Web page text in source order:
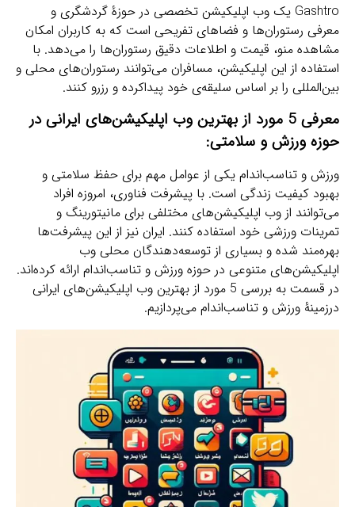
Gashtro یک وب اپلیکیشن تخصصی در حوزۀ گردشگری و
معرفی رستوران‌ها و فضاهای تفریحی است که به کاربران امکان
مشاهده منو، قیمت و اطلاعات دقیق رستوران‌ها را می‌دهد. با
استفاده از این اپلیکیشن، مسافران می‌توانند رستوران‌های محلی و
بین‌المللی را بر اساس سلیقه‌ی خود پیداکرده و رزرو کنند.
معرفی 5 مورد از بهترین وب اپلیکیشن‌های ایرانی در
حوزه ورزش و سلامتی:
ورزش و تناسب‌اندام یکی از عوامل مهم برای حفظ سلامتی و
بهبود کیفیت زندگی است. با پیشرفت فناوری، امروزه افراد
می‌توانند از وب اپلیکیشن‌های مختلفی برای مانیتورینگ و
تمرینات ورزشی خود استفاده کنند. ایران نیز از این پیشرفت‌ها
بهره‌مند شده و بسیاری از توسعه‌دهندگان محلی وب
اپلیکیشن‌های متنوعی در حوزه ورزش و تناسب‌اندام ارائه کرده‌اند.
در قسمت به بررسی 5 مورد از بهترین وب اپلیکیشن‌های ایرانی
درزمینۀ ورزش و تناسب‌اندام می‌پردازیم.